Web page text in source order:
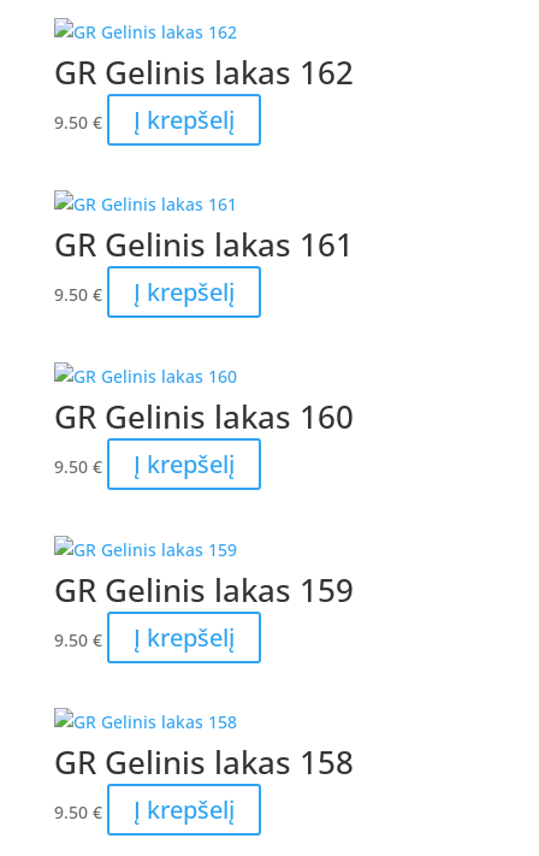
GR Gelinis lakas 162
9.50 € Į krepšelį
GR Gelinis lakas 161
9.50 € Į krepšelį
GR Gelinis lakas 160
9.50 € Į krepšelį
GR Gelinis lakas 159
9.50 € Į krepšelį
GR Gelinis lakas 158
9.50 € Į krepšelį